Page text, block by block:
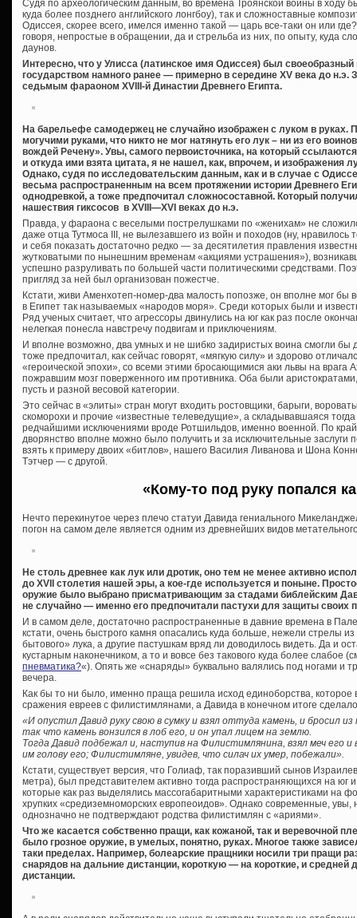
Судя по археологическим данным, во времена Троянской войны в ходу
куда более позднего английского лонгбоу), так и сложноставные
Одиссея, скорее всего, имелся именно такой — царь все-таки он или
говоря, непростые в обращении, да и стрельба из них, по опыту, куда
даунов.
Интересно, что у Улисса (латинское имя Одиссея) был
государством намного ранее — примерно в середине XV века до н.э.
седьмым фараоном XVIII-й Династии Древнего Египта.
На барельефе самодержец не случайно изображен с луком в руках.
могучими руками, что никто не мог натянуть его лук – ни из его
вождей Речену». Увы, самого первоисточника, на который
и откуда ими взята цитата, я не нашел, как, впрочем, и изображения
Однако, судя по исследовательским данным, как и в случае с
весьма распространенным на всем протяжении истории Древнего
однодревкой, а тоже предпочитал сложносоставной. Который
нашествия гиксосов в XVIII—XVI веках до н.э.
Правда, у фараона с веселыми пострелушками по «женихам» не
даже отца Тутмоса III, не вылезавшего из войн и походов (ну,
и себя показать достаточно редко — за десятилетия правления
жутковатыми по нынешним временам «акциями устрашения»),
успешно разруливать по большей части политическими средствами.
пригляд за ней был организован пожестче.
Кстати, живи Аменхотеп-номер-два малость попозже, он вполне мог бы
в Египет так называемых «народов моря». Среди которых были и
Ряд ученых считает, что агрессоры двинулись на юг как раз после
нелегкая понесла навстречу подвигам и приключениям.
И вполне возможно, два умных и не шибко задиристых воина смогли
тоже предпочитал, как сейчас говорят, «мягкую силу» и здорово
«героической эпохи», со всеми этими бросающимися аки львы на врага
пожравшим мозг поверженного им противника. Оба были
пусть и разной весовой категории.
Это сейчас в «элиты» стран могут входить ростовщики, барыги,
скоморохи и прочие «известные телеведущие», а складывавшаяся
редчайшими исключениями вроде Ротшильдов, именно военной. По
дворянство вполне можно было получить и за исключительные заслуги
взять к примеру двоих «битлов», нашего Василия Ливанова и Шона
Тэтчер — с другой.
«Кому-то под руку попался
Нечто перекинутое через плечо статуи Давида гениального
погон на самом деле является одним из древнейших видов
Не столь древнее как лук или дротик, оно тем не менее активно
до XVII столетия нашей эры, а кое-где используется и поныне.
оружие было выбрано присматривающим за стадами библейским
не случайно — именно его предпочитали пастухи для защиты своих
И в самом деле, достаточно распространенные в давние времена в
кстати, очень быстрого камня опасались куда больше, нежели стрелы
бытового» лука, а другие пастушкам вряд ли доводилось видеть. Да и
кустарным наконечником, а то и вовсе без такового куда более слабое
пневматика?«). Опять же «снаряды» буквально валялись под ногами и
вечера.
Как бы то ни было, именно праща решила исход единоборства, которое
сражения евреев с филистимлянами, а Давида в конечном итоге
«И опустил Давид руку свою в сумку и взял оттуда камень, и бросил
так что камень вонзился в лоб его, и он упал лицем на землю.
Тогда Давид подбежал и, наступив на Филистимлянина, взял меч его
им голову его; Филистимляне, увидев, что силач их умер, побежали».
Кстати, существует версия, что Голиаф, так поразивший сынов
метра), был представителем активно тогда распространяющихся на юг
которые как раз выделялись массогабаритными характеристиками на
хрупких «средиземноморских европеоидов». Однако современные, увы,
однозначно не подтверждают родства филистимлян с «ариями».
Что же касается собственно пращи, как кожаной, так и веревочной
было грозное оружие, в умелых, понятно, руках. Многое также
таки пределах. Например, болеарские пращники носили три пращи
снарядов на дальние дистанции, короткую — на короткие, и
дистанции.